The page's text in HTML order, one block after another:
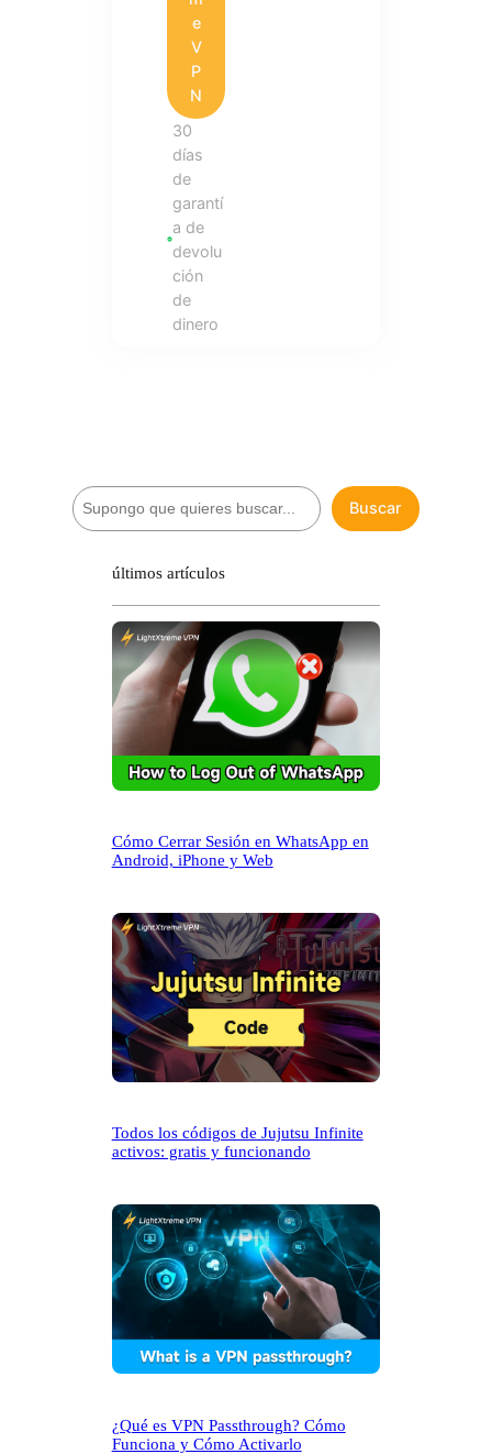
e
V
P
N
30
días
de
garantí
a de
devolu
ción
de
dinero
B
u
Buscar
últimos artículos
Cómo Cerrar Sesión en WhatsApp en
Android, iPhone y Web
Todos los códigos de Jujutsu Infinite
activos: gratis y funcionando
¿Qué es VPN Passthrough? Cómo
Funciona y Cómo Activarlo